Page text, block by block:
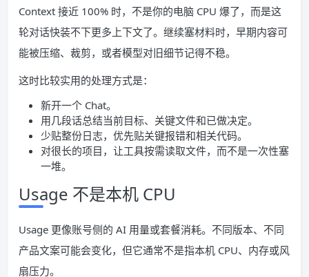
Context 接近 100% 时，不是你的电脑 CPU 爆了，而是这
轮对话快装不下更多上下文了。继续塞材料时，早期内容可
能被压缩、裁剪，或者模型对旧细节记得不稳。
这时比较实用的处理方式是：
新开一个 Chat。
用几段话总结当前目标、关键文件和已做决定。
少贴整份日志，优先贴关键报错和相关代码。
对很长的项目，让工具按需读取文件，而不是一次性塞
一堆。
Usage 不是本机 CPU
Usage 更像账号侧的 AI 用量或套餐消耗。不同版本、不同
产品文案可能会变化，但它通常不是指本机 CPU、内存或风
扇压力。